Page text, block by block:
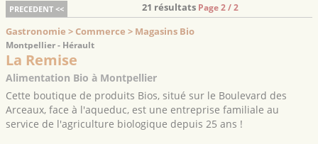
PRECEDENT << 21 résultats Page 2 / 2
Gastronomie > Commerce > Magasins Bio
Montpellier - Hérault
La Remise
Alimentation Bio à Montpellier
Cette boutique de produits Bios, situé sur le Boulevard des
Arceaux, face à l'aqueduc, est une entreprise familiale au
service de l'agriculture biologique depuis 25 ans !